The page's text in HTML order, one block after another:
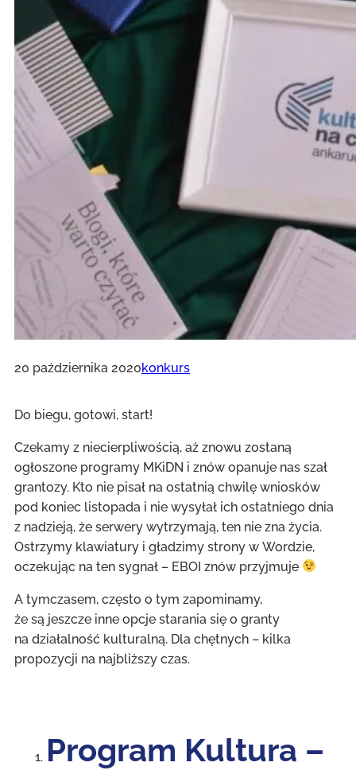
20 października 2020konkurs
Do biegu, gotowi, start!
Czekamy z niecierpliwością, aż znowu zostaną
ogłoszone programy MKiDN i znów opanuje nas szał
grantozy. Kto nie pisał na ostatnią chwilę wniosków
pod koniec listopada i nie wysyłał ich ostatniego dnia
z nadzieją, że serwery wytrzymają, ten nie zna życia.
Ostrzymy klawiatury i gładzimy strony w Wordzie,
oczekując na ten sygnał – EBOI znów przyjmuje
A tymczasem, często o tym zapominamy,
że są jeszcze inne opcje starania się o granty
na działalność kulturalną. Dla chętnych – kilka
propozycji na najbliższy czas.
Program Kultura –